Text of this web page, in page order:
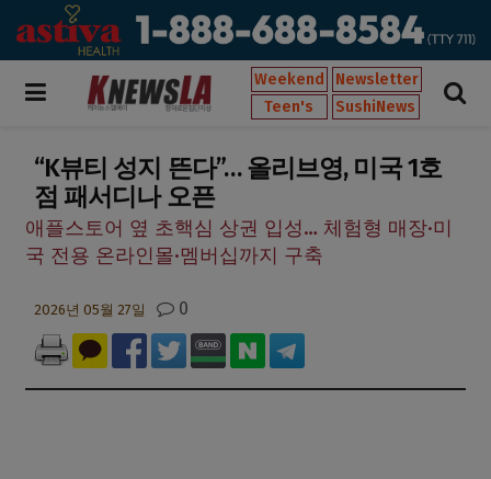
Weekend
Newsletter
Teen's
SushiNews
“K뷰티 성지 뜬다”… 올리브영, 미국 1호
점 패서디나 오픈
애플스토어 옆 초핵심 상권 입성… 체험형 매장·미
국 전용 온라인몰·멤버십까지 구축
2026년 05월 27일 0